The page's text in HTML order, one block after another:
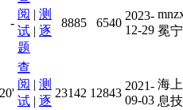
-
阅 | 测
试 | 逐
题
8885 6540
2023-
12-29 冕
20'
查
阅 | 测
试 | 逐
23142 12843
2021-
09-03
海
息